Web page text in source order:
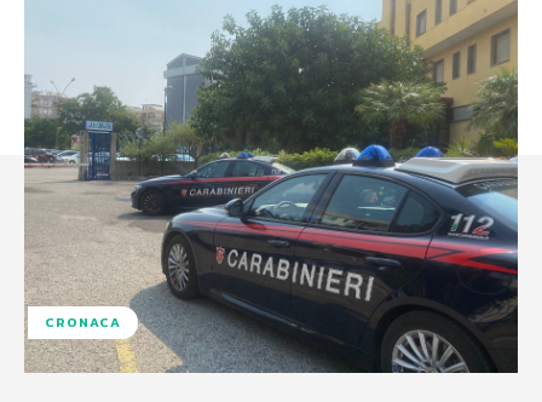
CRONACA